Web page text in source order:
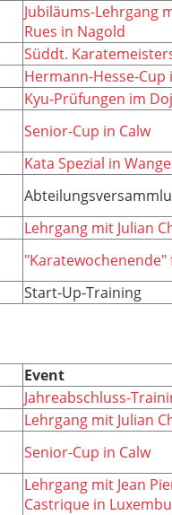
Jubiläums-Lehrgang
Rues in Nagold
Süddt.
Hermann-Hesse-Cup
Kyu-Prüfungen im
Senior-Cup in Calw
Kata Spezial in
Lehrgang mit Julian
"Karatewochenende"
Start-Up-Training
Event
Jahreabschluss-
Lehrgang mit Julian
Senior-Cup in Calw
Lehrgang mit Jean
Castrique in